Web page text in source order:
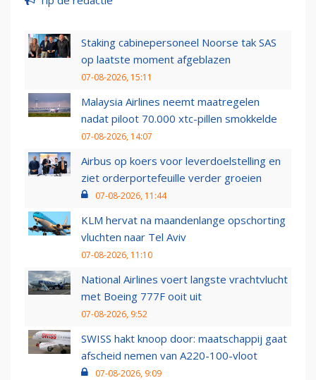
Staking cabinepersoneel Noorse tak SAS
op laatste moment afgeblazen
07-08-2026, 15:11
Malaysia Airlines neemt maatregelen
nadat piloot 70.000 xtc-pillen smokkelde
07-08-2026, 14:07
Airbus op koers voor leverdoelstelling en
ziet orderportefeuille verder groeien
07-08-2026, 11:44
KLM hervat na maandenlange opschorting
vluchten naar Tel Aviv
07-08-2026, 11:10
National Airlines voert langste vrachtvlucht
met Boeing 777F ooit uit
07-08-2026, 9:52
SWISS hakt knoop door: maatschappij gaat
afscheid nemen van A220-100-vloot
07-08-2026, 9:09